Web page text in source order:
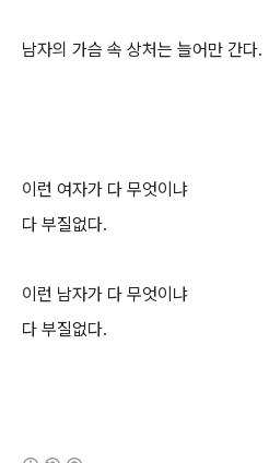
남자의 가슴 속 상처는 늘어만 간다.
이런 여자가 다 무엇이냐
다 부질없다.
이런 남자가 다 무엇이냐
다 부질없다.